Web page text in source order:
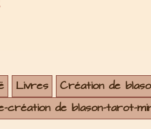
Livres
Création de
création de blason-tarot-